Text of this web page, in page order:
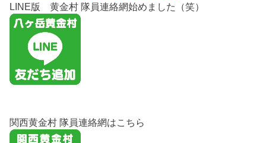
LINE版 黄金村 隊員連絡網始めました（笑）
関西黄金村 隊員連絡網はこちら